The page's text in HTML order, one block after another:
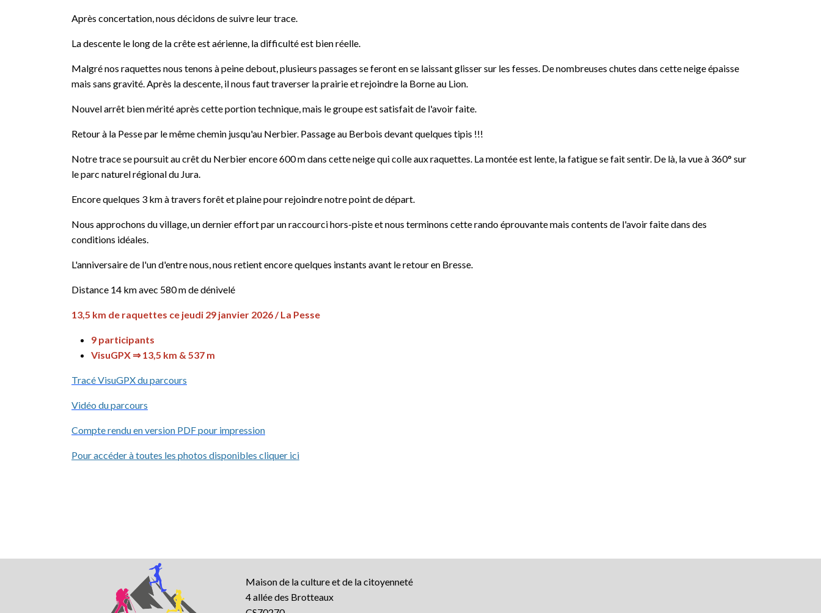
Après concertation, nous décidons de suivre leur trace.
La descente le long de la crête est aérienne, la difficulté est bien réelle.
Malgré nos raquettes nous tenons à peine debout, plusieurs passages se feront en se laissant glisser sur les fesses. De nombreuses chutes dans cette neige épaisse
mais sans gravité. Après la descente, il nous faut traverser la prairie et rejoindre la Borne au Lion.
Nouvel arrêt bien mérité après cette portion technique, mais le groupe est satisfait de l'avoir faite.
Retour à la Pesse par le même chemin jusqu'au Nerbier. Passage au Berbois devant quelques tipis !!!
Notre trace se poursuit au crêt du Nerbier encore 600 m dans cette neige qui colle aux raquettes. La montée est lente, la fatigue se fait sentir. De là, la vue à 360° sur
le parc naturel régional du Jura.
Encore quelques 3 km à travers forêt et plaine pour rejoindre notre point de départ.
Nous approchons du village, un dernier effort par un raccourci hors-piste et nous terminons cette rando éprouvante mais contents de l'avoir faite dans des
conditions idéales.
L'anniversaire de l'un d'entre nous, nous retient encore quelques instants avant le retour en Bresse.
Distance 14 km avec 580 m de dénivelé
13,5 km de raquettes ce jeudi 29 janvier 2026 / La Pesse
9 participants
VisuGPX ⇒ 13,5 km & 537 m
Tracé VisuGPX du parcours
Vidéo du parcours
Compte rendu en version PDF pour impression
Pour accéder à toutes les photos disponibles cliquer ici
Maison de la culture et de la citoyenneté
4 allée des Brotteaux